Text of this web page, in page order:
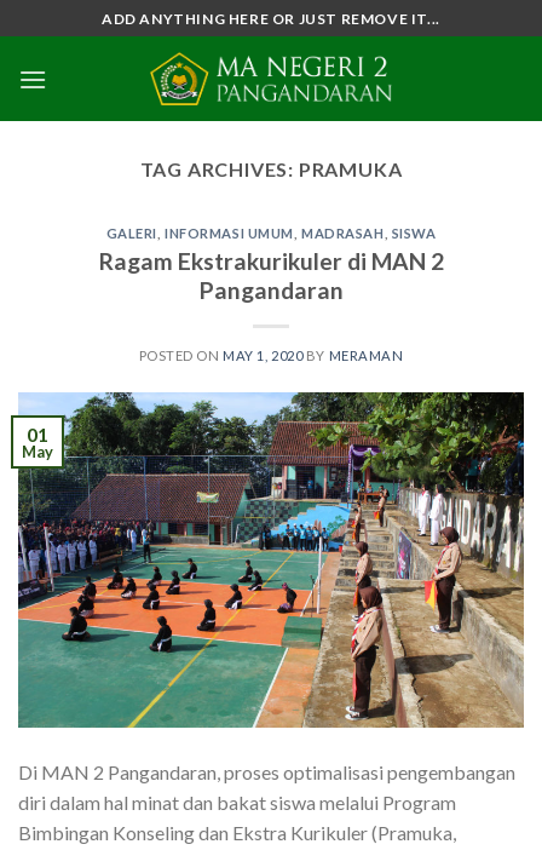
to
content
ADD ANYTHING HERE OR JUST REMOVE IT...
TAG ARCHIVES: PRAMUKA
GALERI ,INFORMASI UMUM ,MADRASAH SISWA
Ragam Ekstrakurikuler di MAN 2
Pangandaran
POSTED ON MAY 1, 2020BY MERAMAN
01
May
Di MAN 2 Pangandaran, proses optimalisasi pengembangan
diri dalam hal minat dan bakat siswa melalui Program
Bimbingan Konseling dan Ekstra Kurikuler (Pramuka,